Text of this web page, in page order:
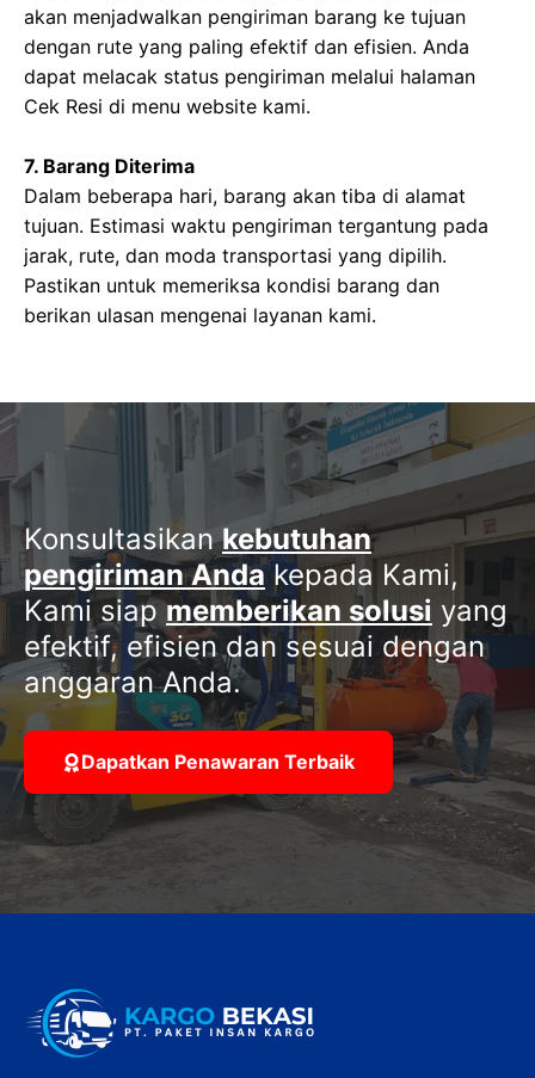
akan menjadwalkan pengiriman barang ke tujuan
dengan rute yang paling efektif dan efisien. Anda
dapat melacak status pengiriman melalui halaman
Cek Resi di menu website kami.
7. Barang Diterima
Dalam beberapa hari, barang akan tiba di alamat
tujuan. Estimasi waktu pengiriman tergantung pada
jarak, rute, dan moda transportasi yang dipilih.
Pastikan untuk memeriksa kondisi barang dan
berikan ulasan mengenai layanan kami.
Konsultasikankebutuhan
pengiriman Andakepada Kami,
Kami siapmemberikan solusi yang
efektif, efisien dan sesuai dengan
anggaran Anda.
Dapatkan Penawaran Terbaik